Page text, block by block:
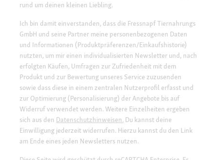
rund um deinen kleinen Liebling.
Ich bin damit einverstanden, dass die Fressnapf Tiernahrungs
GmbH und seine Partner meine personenbezogenen Daten
und Informationen (Produktpräferenzen/Einkaufshistorie)
nutzten, um mir einen individualisierten Newsletter und, nach
erfolgten Käufen, Umfragen zur Zufriedenheit mit dem
Produkt und zur Bewertung unseres Service zuzusenden
sowie dass diese in einem zentralen Nutzerprofil erfasst und
zur Optimierung (Personalisierung) der Angebote bis auf
Widerruf verwendet werden. Weitere Einzelheiten ergeben
sich aus den Datenschutzhinweisen. Du kannst deine
Einwilligung jederzeit widerrufen. Hierzu kannst du den Link
am Ende eines jeden Newsletters nutzen.